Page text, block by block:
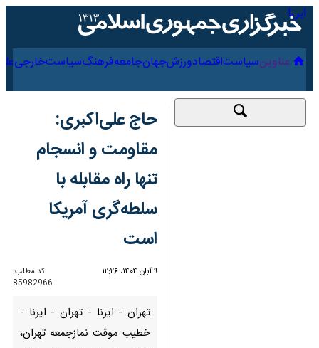
عناوین‌ سیاست اقتصاد ورزش جهان جامعه فرهنگ
حاج علی‌اکبری:
مقاومت و انسجام تنها
راه مقابله با سلطه‌گری
آمریکا است
تهران - ایرنا - تهران - ایرنا -
تنها راه پیروزی در برابر سلطه‌گری
آمریکا را مقاومت همراه با اتحاد و